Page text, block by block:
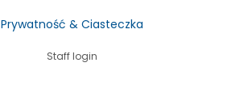
Prywatność & Ciasteczka
Staff login